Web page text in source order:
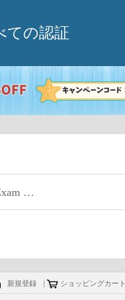
ての認証
新規登録 ショッピングカート